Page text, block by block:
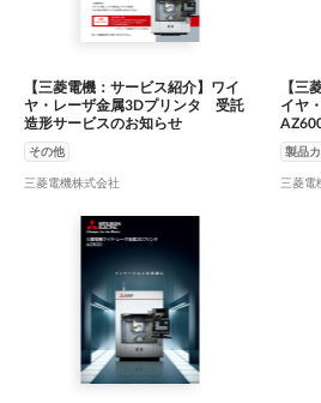
【三菱電機：サービス紹介】ワイ
ヤ・レーザ金属3Dプリンタ 受託
造形サービスのお知らせ
その他
三菱電機株式会社
【三
イヤ
製品
三菱電